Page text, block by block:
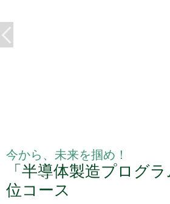
今から、未来を掴め！
「半導体製造プログ
位コース
Previous